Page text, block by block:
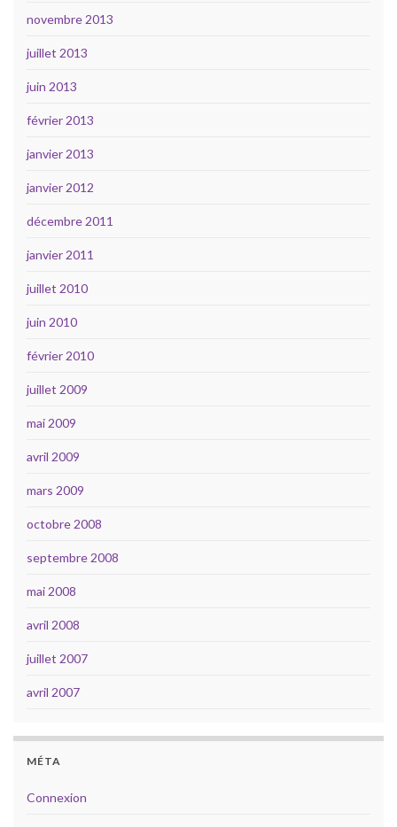
novembre 2013
juillet 2013
juin 2013
février 2013
janvier 2013
janvier 2012
décembre 2011
janvier 2011
juillet 2010
juin 2010
février 2010
juillet 2009
mai 2009
avril 2009
mars 2009
octobre 2008
septembre 2008
mai 2008
avril 2008
juillet 2007
avril 2007
MÉTA
Connexion